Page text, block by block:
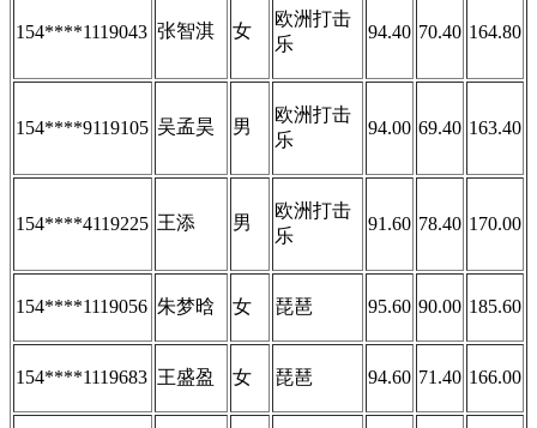
154****1119043 张智淇 女
欧洲打击
乐
94.40 70.40 164.80
154****9119105 吴孟昊 男
欧洲打击
乐
94.00 69.40 163.40
154****4119225 王添 男
欧洲打击
乐
91.60 78.40 170.00
154****1119056 朱梦晗 女 琵琶 95.60 90.00 185.60
154****1119683 王盛盈 女 琵琶 94.60 71.40 166.00